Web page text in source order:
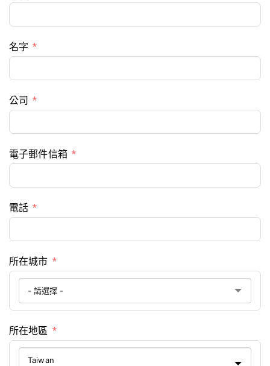
名字
公司
電子郵件信箱
電話
所在城市
所在地區
Taiwan